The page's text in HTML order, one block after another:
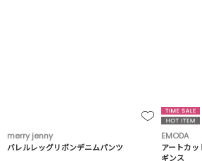
merry jenny
バレルレッグリボンデニムパンツ
EMODA
アートカ
ギンス